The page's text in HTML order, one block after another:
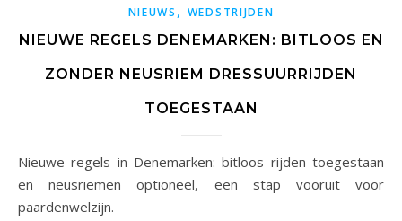
NIEUWS , WEDSTRIJDEN
NIEUWE REGELS DENEMARKEN: BITLOOS EN
ZONDER NEUSRIEM DRESSUURRIJDEN
TOEGESTAAN
Nieuwe regels in Denemarken: bitloos rijden toegestaan
en neusriemen optioneel, een stap vooruit voor
paardenwelzijn.